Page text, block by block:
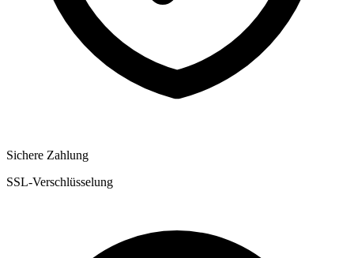
Sichere Zahlung
SSL-Verschlüsselung